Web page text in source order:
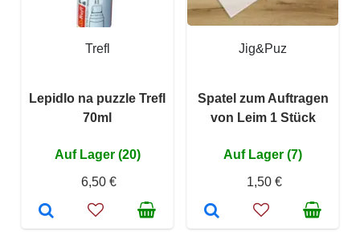
Trefl
Lepidlo na puzzle Trefl
70ml
Auf Lager (20)
6,50 €
Jig&Puz
Spatel zum Auftragen
von Leim 1 Stück
Auf Lager (7)
1,50 €